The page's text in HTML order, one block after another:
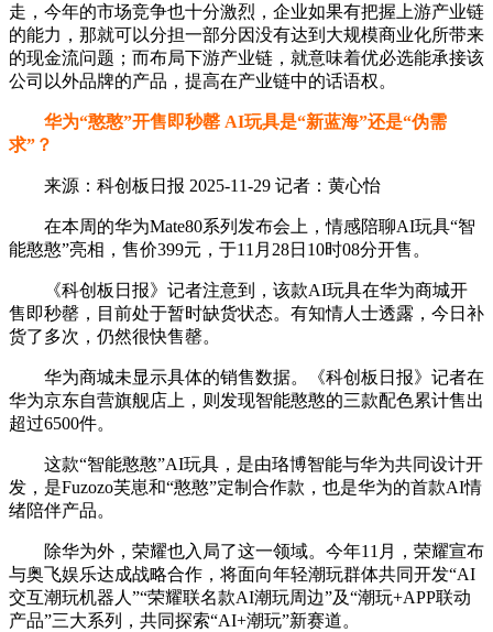
走，今年的市场竞争也十分激烈，企业如果有把握上游产业链
的能力，那就可以分担一部分因没有达到大规模商业化所带来
的现金流问题；而布局下游产业链，就意味着优必选能承接该
公司以外品牌的产品，提高在产业链中的话语权。
华为“憨憨”开售即秒罄 AI玩具是“新蓝海”还是“伪需
求”？
来源：科创板日报 2025-11-29 记者：黄心怡
在本周的华为Mate80系列发布会上，情感陪聊AI玩具“智
能憨憨”亮相，售价399元，于11月28日10时08分开售。
《科创板日报》记者注意到，该款AI玩具在华为商城开
售即秒罄，目前处于暂时缺货状态。有知情人士透露，今日补
货了多次，仍然很快售罄。
华为商城未显示具体的销售数据。《科创板日报》记者在
华为京东自营旗舰店上，则发现智能憨憨的三款配色累计售出
超过6500件。
这款“智能憨憨”AI玩具，是由珞博智能与华为共同设计开
发，是Fuzozo芙崽和“憨憨”定制合作款，也是华为的首款AI情
绪陪伴产品。
除华为外，荣耀也入局了这一领域。今年11月，荣耀宣布
与奥飞娱乐达成战略合作，将面向年轻潮玩群体共同开发“AI
交互潮玩机器人”“荣耀联名款AI潮玩周边”及“潮玩+APP联动
产品”三大系列，共同探索“AI+潮玩”新赛道。